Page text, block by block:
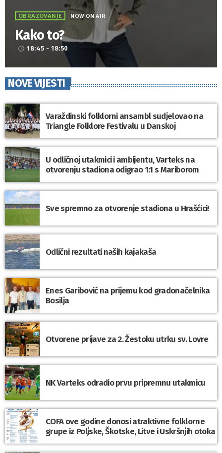
OBRAZOVANJE NOW ON AIR
Kako to?
access_time 18:45 - 18:50
NOVE VIJESTI
Varaždinski folklorni ansambl sudjelovao na
Triangle Folklore Festivalu u Danskoj
U odličnoj utakmici i ambijentu, Varteks na
otvorenju stadiona odigrao 1:1 s Mariborom
Sve spremno za otvorenje stadiona u Hrašćici!
Odlični rezultati naših kajakaša
Enes Garibović na prijemu kod gradonačelnika
Bosilja
Otvorene prijave za 2. Žestoku utrku sv. Lovre
NK Varteks odradio prvu pripremnu utakmicu
COFA ove godine donosi atraktivne folklorne
grupe iz Poljske, Škotske, Litve i Uskršnjih otoka